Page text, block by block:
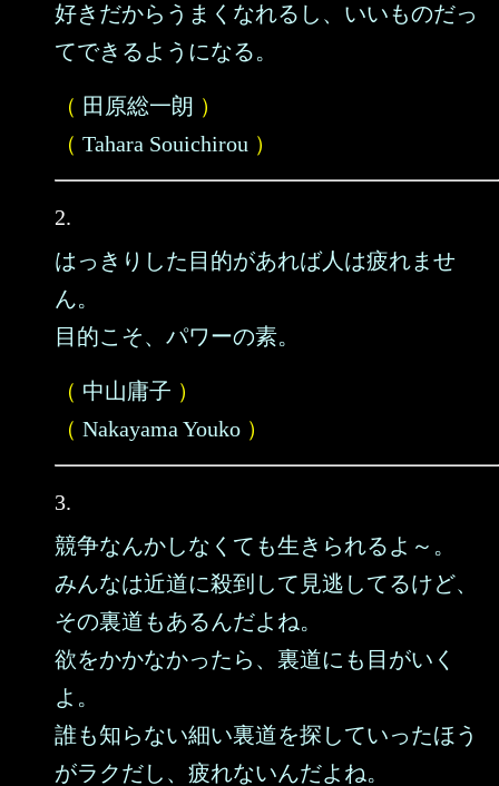
好きだからうまくなれるし、いいものだっ
てできるようになる。
（ 田原総一朗 ）
（ Tahara Souichirou ）
2.
はっきりした目的があれば人は疲れませ
ん。
目的こそ、パワーの素。
（ 中山庸子 ）
（ Nakayama Youko ）
3.
競争なんかしなくても生きられるよ～。
みんなは近道に殺到して見逃してるけど、
その裏道もあるんだよね。
欲をかかなかったら、裏道にも目がいく
よ。
誰も知らない細い裏道を探していったほう
がラクだし、疲れないんだよね。